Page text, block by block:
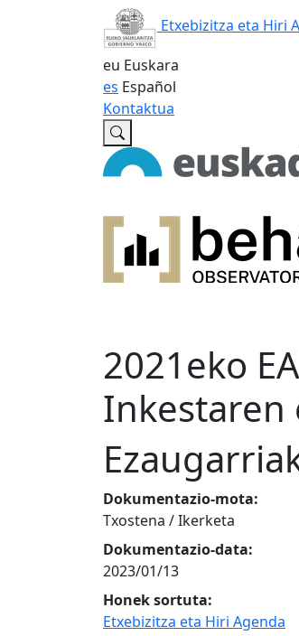
Etxebizitza eta Hiri
eu Euskara
es Español
Kontaktua
2021eko
Inkestaren
Dokumentazio-mota:
Txostena / Ikerketa
Dokumentazio-data:
2023/01/13
Honek sortuta:
Etxebizitza eta Hiri Agenda